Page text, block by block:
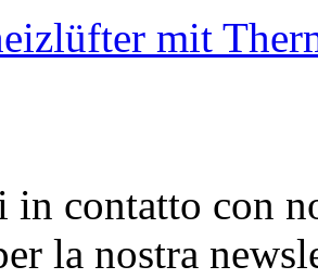
mit
in contatto con
la nostra